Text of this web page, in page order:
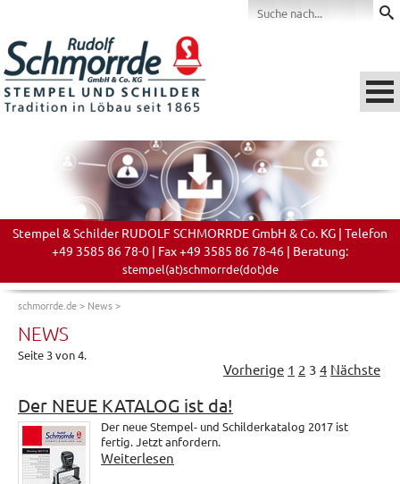
Stempel & Schilder RUDOLF SCHMORRDE GmbH & Co. KG | Telefon
+49 3585 86 78-0 | Fax +49 3585 86 78-46 | Beratung:
stempel(at)schmorrde(dot)de
schmorrde.de> News>
NEWS
Seite 3 von 4.
Vorherige 1 2 3 4 Nächste
Der NEUE KATALOG ist da!
Der neue Stempel- und Schilderkatalog 2017 ist
fertig. Jetzt anfordern.
Weiterlesen